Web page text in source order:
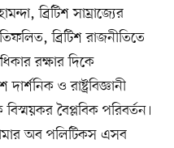
ব্রিটিশ সাম্রাজ্যের
ব্রিটিশ রাজনীতিতে
রক্ষার দিকে
ও রাষ্ট্রবিজ্ঞানী
বৈপ্লবিক পরিবর্তন।
অব পলিটিকস এসব